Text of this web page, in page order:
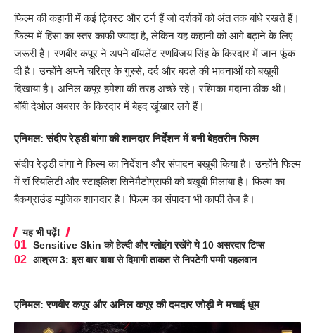
फिल्म की कहानी में कई ट्विस्ट और टर्न हैं जो दर्शकों को अंत तक बांधे रखते हैं।
फिल्म में हिंसा का स्तर काफी ज्यादा है, लेकिन यह कहानी को आगे बढ़ाने के लिए
जरूरी है। रणबीर कपूर ने अपने वॉयलेंट रणविजय सिंह के किरदार में जान फूंक
दी है। उन्होंने अपने चरित्र के गुस्से, दर्द और बदले की भावनाओं को बखूबी
दिखाया है। अनिल कपूर हमेशा की तरह अच्छे रहे। रश्मिका मंदाना ठीक थी।
बॉबी देओल अबरार के किरदार में बेहद खूंखार लगे हैं।
एनिमल: संदीप रेड्डी वांगा की शानदार निर्देशन में बनी बेहतरीन फिल्म
संदीप रेड्डी वांगा ने फिल्म का निर्देशन और संपादन बखूबी किया है। उन्होंने फिल्म
में रॉ रियलिटी और स्टाइलिश सिनेमैटोग्राफी को बखूबी मिलाया है। फिल्म का
बैकग्राउंड म्यूजिक शानदार है। फिल्म का संपादन भी काफी तेज है।
यह भी पढ़ें!
Sensitive Skin को हेल्दी और ग्लोइंग रखेंगे ये 10 असरदार टिप्स
आश्रम 3: इस बार बाबा से दिमागी ताकत से निपटेगी पम्मी पहलवान
एनिमल: रणबीर कपूर और अनिल कपूर की दमदार जोड़ी ने मचाई धूम